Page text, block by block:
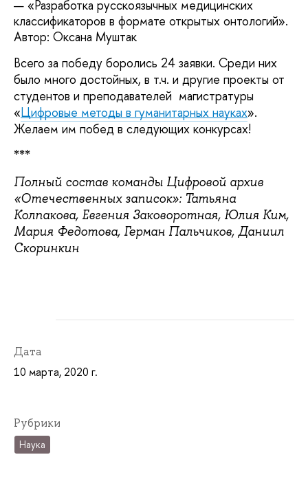
«Разработка русскоязычных медицинских
классификаторов в формате открытых онтологий».
Автор: Оксана Муштак
Всего за победу боролись 24 заявки. Среди них
было много достойных, в т.ч. и другие проекты от
студентов и преподавателей  магистратуры
«Цифровые методы в гуманитарных науках».
Желаем им побед в следующих конкурсах!
***
Полный состав команды Цифровой архив
«Отечественных записок»: Татьяна
Колпакова, Евгения Заковоротная, Юлия Ким,
Мария Федотова, Герман Пальчиков, Даниил
Скоринкин
Дата
10 марта, 2020 г.
Рубрики
Наука